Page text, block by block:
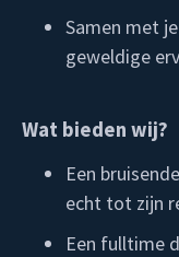
Samen met
geweldige
Wat bieden wij?
Een
echt tot zijn
Een fulltime